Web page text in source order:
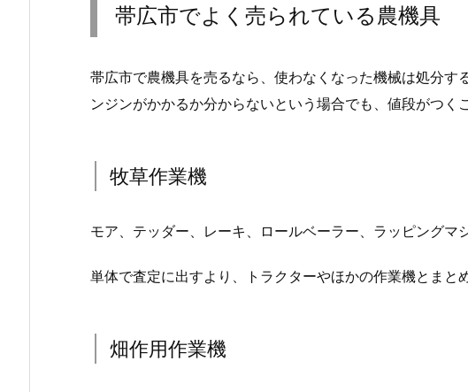
帯広市でよく売られている農機具
帯広市で農機具を売るなら、使わなくなった機械は処分
ンジンがかかるか分からないという場合でも、値段がつく
牧草作業機
モア、テッダー、レーキ、ロールベーラー、ラッピングマ
単体で査定に出すより、トラクターやほかの作業機とまと
畑作用作業機